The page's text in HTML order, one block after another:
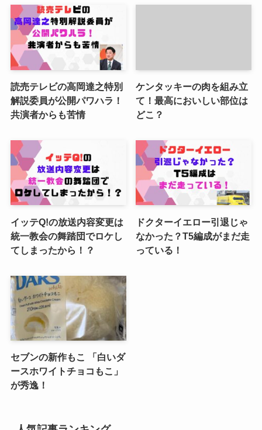
読売テレビの高岡達之特別
解説委員が公開パワハラ！
共演者からも苦情
ケンタッキーの肉を組み立
て！最高においしい部位は
どこ？
イッテQ!の放送内容変更は
統一教会の舞踏団でロケし
てしまったから！？
ドクターイエロー引退じゃ
なかった？T5編成がまだ走
っている！
セブンの新作もこ 「白いダ
ースホワイトチョコもこ」
が秀逸！